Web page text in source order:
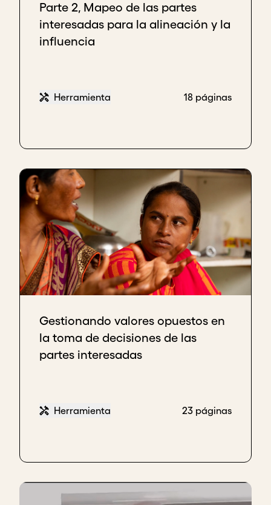
Parte 2, Mapeo de las partes
interesadas para la alineación y la
influencia
Herramienta 18 páginas
Gestionando valores opuestos en
la toma de decisiones de las
partes interesadas
Herramienta 23 páginas